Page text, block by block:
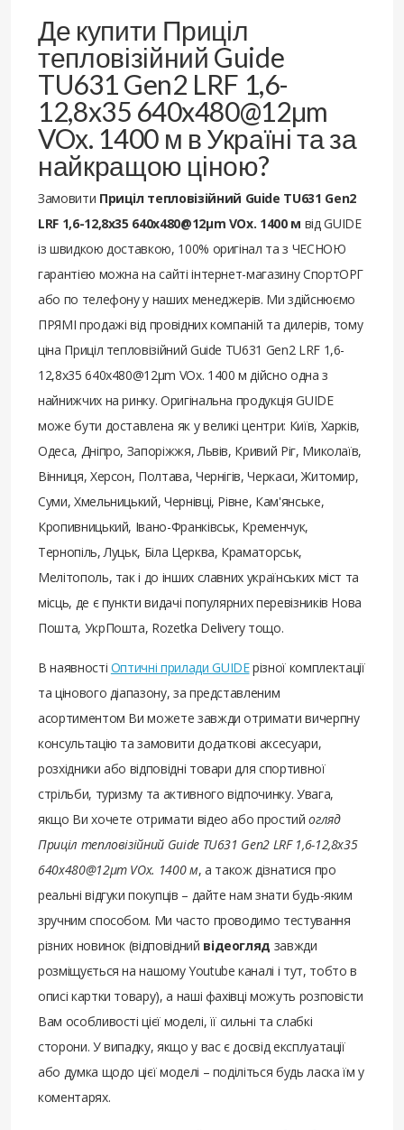
Де купити Приціл
тепловізійний Guide
TU631 Gen2 LRF 1,6-
12,8x35 640x480@12μm
VOx. 1400 м в Україні та за
найкращою ціною?
Замовити Приціл тепловізійний Guide TU631 Gen2
LRF 1,6-12,8x35 640x480@12μm VOx. 1400 м від GUIDE
із швидкою доставкою, 100% оригінал та з ЧЕСНОЮ
гарантією можна на сайті інтернет-магазину СпортОРГ
або по телефону у наших менеджерів. Ми здійснюємо
ПРЯМІ продажі від провідних компаній та дилерів, тому
ціна Приціл тепловізійний Guide TU631 Gen2 LRF 1,6-
12,8x35 640x480@12μm VOx. 1400 м дійсно одна з
найнижчих на ринку. Оригінальна продукція GUIDE
може бути доставлена ​​як у великі центри: Київ, Харків,
Одеса, Дніпро, Запоріжжя, Львів, Кривий Ріг, Миколаїв,
Вінниця, Херсон, Полтава, Чернігів, Черкаси, Житомир,
Суми, Хмельницький, Чернівці, Рівне, Кам'янське,
Кропивницький, Івано-Франківськ, Кременчук,
Тернопіль, Луцьк, Біла Церква, Краматорськ,
Мелітополь, так і до інших славних українських міст та
місць, де є пункти видачі популярних перевізників Нова
Пошта, УкрПошта, Rozetka Delivery тощо.
В наявності Оптичні прилади GUIDEрізної комплектації
та цінового діапазону, за представленим
асортиментом Ви можете завжди отримати вичерпну
консультацію та замовити додаткові аксесуари,
розхідники або відповідні товари для спортивної
стрільби, туризму та активного відпочинку. Увага,
якщо Ви хочете отримати відео або простийогляд
Приціл тепловізійний Guide TU631 Gen2 LRF 1,6-12,8x35
640x480@12μm VOx. 1400 м, а також дізнатися про
реальні відгуки покупців – дайте нам знати будь-яким
зручним способом. Ми часто проводимо тестування
різних новинок (відповідний відеогляд завжди
розміщується на нашому Youtube каналі і тут, тобто в
описі картки товару), а наші фахівці можуть розповісти
Вам особливості цієї моделі, її сильні та слабкі
сторони. У випадку, якщо у вас є досвід експлуатації
або думка щодо цієї моделі – поділіться будь ласка їм у
коментарях.